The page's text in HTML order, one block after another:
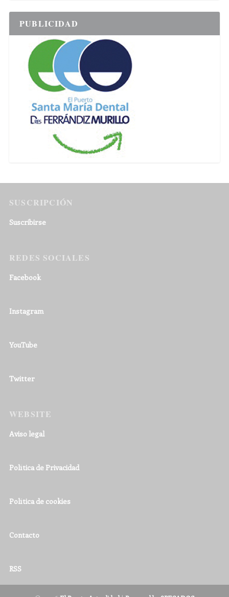
PUBLICIDAD
SUSCRIPCIÓN
Suscribirse
REDES SOCIALES
Facebook
Instagram
YouTube
Twitter
WEBSITE
Aviso legal
Política de Privacidad
Política de cookies
Contacto
RSS